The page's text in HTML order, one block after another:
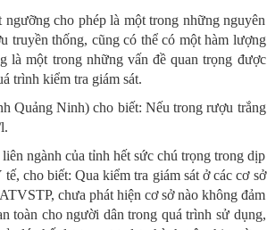
cho phép là một trong những nguyên
truyền thống, cũng có thể có một hàm lượng
là một trong những vấn đề quan trọng được
trình kiểm tra giám sát.
Quảng Ninh) cho biết: Nếu trong rượu trắng
ngành của tỉnh hết sức chú trọng trong dịp
cho biết: Qua kiểm tra giám sát ở các cơ sở
chưa phát hiện cơ sở nào không đảm
toàn cho người dân trong quá trình sử dụng,